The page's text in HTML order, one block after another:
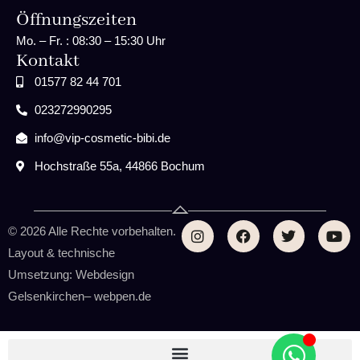
Öffnungszeiten
Mo. – Fr. : 08:30 – 15:30 Uhr
Kontakt
01577 82 44 701
023272990295
info@vip-cosmetic-bibi.de
Hochstraße 55a, 44866 Bochum
© 2026 Alle Rechte vorbehalten.
Layout & technische
Umsetzung: Webdesign
Gelsenkirchen–webpen.de